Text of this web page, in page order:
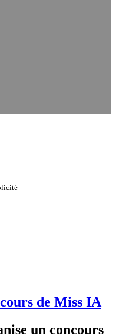
de Miss IA
un concours